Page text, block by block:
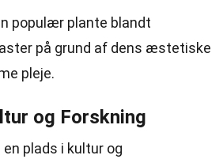
populær plante blandt
på grund af dens æstetiske
pleje.
og Forskning
plads i kultur og